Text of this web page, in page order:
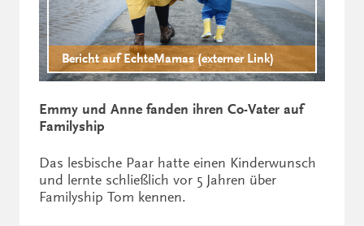
Bericht auf EchteMamas (externer Link)
Emmy und Anne fanden ihren Co-Vater auf
Familyship
Das lesbische Paar hatte einen Kinderwunsch
und lernte schließlich vor 5 Jahren über
Familyship Tom kennen.